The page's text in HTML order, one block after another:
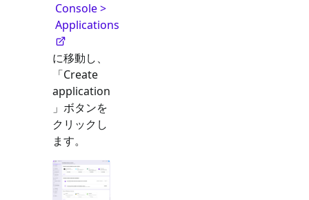
Console >
Applications
に移動し、
「Create
application
」ボタンを
クリックし
ます。